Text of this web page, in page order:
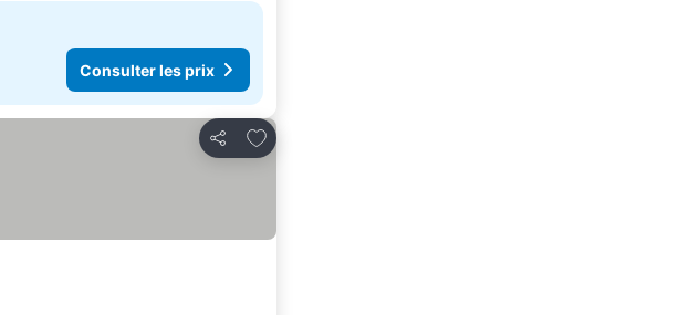
Consulter les prix
Partager
Ajouter à mes favoris